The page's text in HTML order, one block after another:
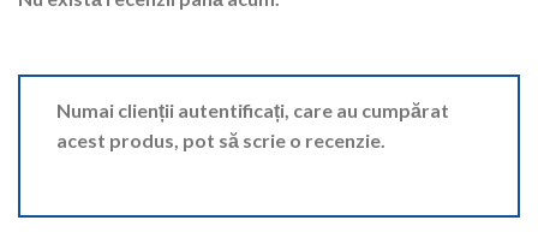
Numai clienții autentificați, care au cumpărat
acest produs, pot să scrie o recenzie.